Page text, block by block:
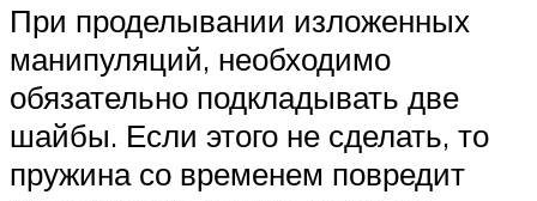
При проделывании изложенных
манипуляций, необходимо
обязательно подкладывать две
шайбы. Если этого не сделать, то
пружина со временем повредит